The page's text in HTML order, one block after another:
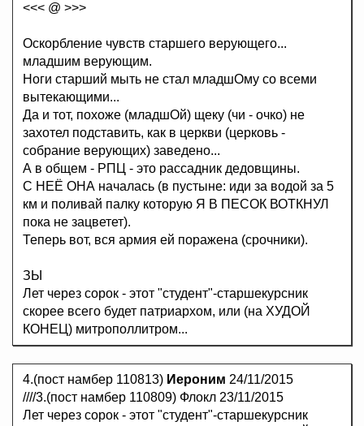
<<< @ >>>
Оскорбление чувств старшего верующего...
младшим верующим.
Ноги старший мыть не стал младшОму со всеми
вытекающими...
Да и тот, похоже (младшОй) щеку (чи - очко) не
захотел подставить, как в церкви (церковь -
собрание верующих) заведено...
А в общем - РПЦ - это рассадник дедовщины.
С НЕЁ ОНА началась (в пустыне: иди за водой за 5
км и поливай палку которую Я В ПЕСОК ВОТКНУЛ
пока не зацветет).
Теперь вот, вся армия ей поражена (срочники).
ЗЫ
Лет через сорок - этот "студент"-старшекурсник
скорее всего будет патриархом, или (на ХУДОЙ
КОНЕЦ) митрополлитром...
4.(пост намбер 110813) Иероним 24/11/2015
////3.(пост намбер 110809) Флокл 23/11/2015
Лет через сорок - этот "студент"-старшекурсник